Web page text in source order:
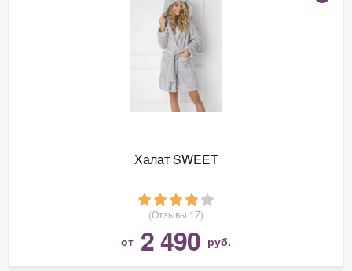
Халат SWEET
(Отзывы 17)
от 2 490 руб.